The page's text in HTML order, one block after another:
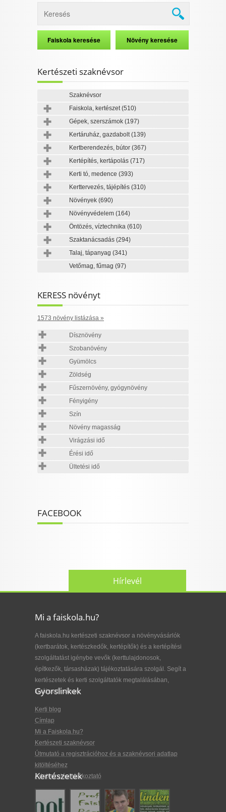
Data Deletion Privacy Policy
Kertészeti szaknévsor
Szaknévsor
Faiskola, kertészet(510)
Gépek, szerszámok (197)
Kertáruház, gazdabolt(139)
Kertberendezés, bútor (367)
Kertépítés, kertápolás (717)
Kerti tó, medence (393)
Kerttervezés, tájépítés (310)
Növények (690)
Növényvédelem (164)
Öntözés, víztechnika (610)
Szaktanácsadás (294)
Talaj, tápanyag (341)
Vetőmag, fűmag (97)
KERESS növényt
1573 növény listázása »
Dísznövény
Szobanövény
Gyümölcs
Zöldség
Fűszernövény, gyógynövény
Fényigény
Szín
Növény magasság
Virágzási idő
Érési idő
Ültetési idő
FACEBOOK
Hírlevél
Mi a faiskola.hu?
A faiskola.hu kertészeti szaknévsor a növényvásárlók
(kertbarátok, kertészkedők, kertépítők) és a kertépítési
szolgáltatást igénybe vevők (kerttulajdonosok,
építkezők, társasházak) tájékoztatására szolgál. Segít a
kertészetek és kerti szolgáltatók megtalálásában,
kiválasztásában.
Gyorslinkek
Kerti blog
Címlap
Mi a Faiskola.hu?
Kertészeti szaknévsor
Útmutató a regisztrációhoz és a szaknévsori adatlap
kitöltéséhez
Adatkezelési tájékoztató
Kertészetek